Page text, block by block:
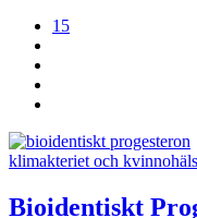
15
klimakteriet och
Bioidentiskt